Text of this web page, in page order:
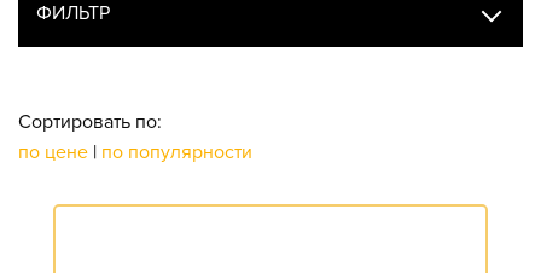
ФИЛЬТР
Сортировать по:
по цене | по популярности